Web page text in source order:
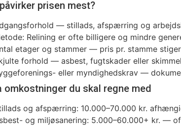
prisen mest?
— stillads, afspærring og
Relining er ofte billigere og mindre
etager og stammer — pris pr. stamme
forhold — asbest, fugtskader eller
eller myndighedskrav —
omkostninger du skal regne med
og afspærring: 10.000–70.000 kr.
og miljøsanering: 5.000–60.000+ kr. —